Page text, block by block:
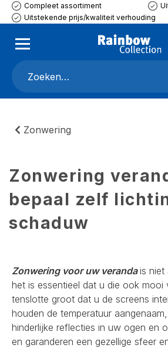
Compleet assortiment
Uitstekende prijs/kwaliteit verhouding
Zonwering
Zonwering
bepaal zelf
schaduw
Zonwering voor uw verandais niet
het is essentieel dat u die ook mooi
tenslotte groot dat u de screens
houden de temperatuur
hinderlijke reflecties in uw ogen en
en garanderen een gezellige sfeer